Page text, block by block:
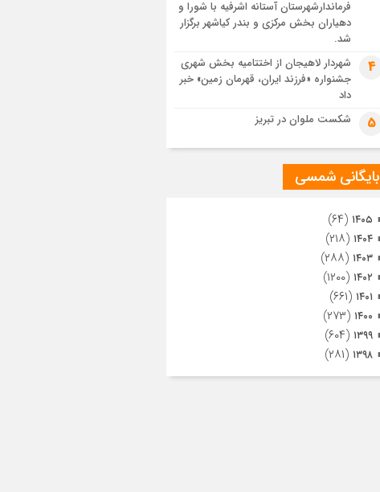
مشهد
تصاویری از تراکم جمعیت حاضر در میدان
ثورهالعشرین نجف اشرف
فرماندارشهرستان آستانه اشرفیه با شورا و
دهیاران بخش مرکزی و بندر کیاشهر برگزار
شد.
4
شهردار لاهیجان از اختتامیه بخش شهری
جشنواره «فرزند ایران، قهرمان زمین» خبر
داد
5 شکست ملوان در تبریز
بایگانی شمسی
۱۴۰۵ (۶۴)
۱۴۰۴ (۲۱۸)
۱۴۰۳ (۲۸۸)
۱۴۰۲ (۱۲۰۰)
۱۴۰۱ (۶۶۱)
۱۴۰۰ (۲۷۳)
۱۳۹۹ (۶۰۴)
۱۳۹۸ (۲۸۱)